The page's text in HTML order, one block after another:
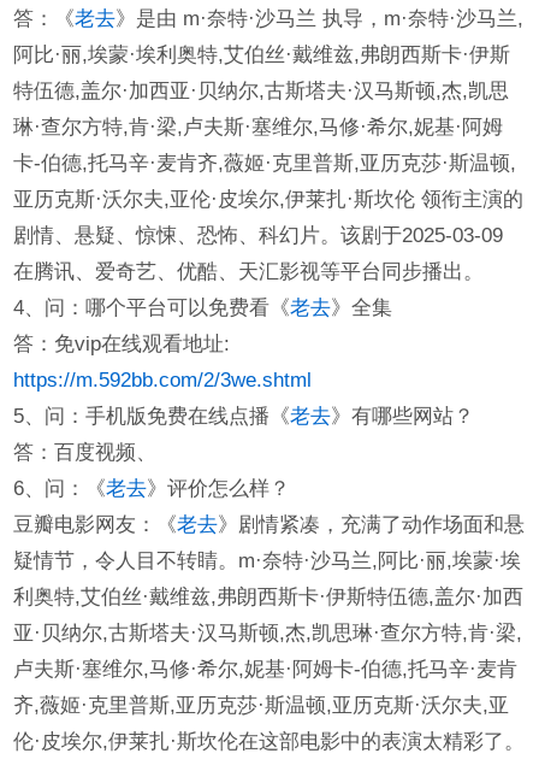
答：《老去》是由 m·奈特·沙马兰 执导，m·奈特·沙马兰,
阿比·丽,埃蒙·埃利奥特,艾伯丝·戴维兹,弗朗西斯卡·伊斯
特伍德,盖尔·加西亚·贝纳尔,古斯塔夫·汉马斯顿,杰,凯思
琳·查尔方特,肯·梁,卢夫斯·塞维尔,马修·希尔,妮基·阿姆
卡-伯德,托马辛·麦肯齐,薇姬·克里普斯,亚历克莎·斯温顿,
亚历克斯·沃尔夫,亚伦·皮埃尔,伊莱扎·斯坎伦 领衔主演的
剧情、悬疑、惊悚、恐怖、科幻片。该剧于2025-03-09
在腾讯、爱奇艺、优酷、天汇影视等平台同步播出。
4、问：哪个平台可以免费看《老去》全集
答：免vip在线观看地址:
https://m.592bb.com/2/3we.shtml
5、问：手机版免费在线点播《老去》有哪些网站？
答：百度视频、
6、问：《老去》评价怎么样？
豆瓣电影网友：《老去》剧情紧凑，充满了动作场面和悬
疑情节，令人目不转睛。m·奈特·沙马兰,阿比·丽,埃蒙·埃
利奥特,艾伯丝·戴维兹,弗朗西斯卡·伊斯特伍德,盖尔·加西
亚·贝纳尔,古斯塔夫·汉马斯顿,杰,凯思琳·查尔方特,肯·梁,
卢夫斯·塞维尔,马修·希尔,妮基·阿姆卡-伯德,托马辛·麦肯
齐,薇姬·克里普斯,亚历克莎·斯温顿,亚历克斯·沃尔夫,亚
伦·皮埃尔,伊莱扎·斯坎伦在这部电影中的表演太精彩了。